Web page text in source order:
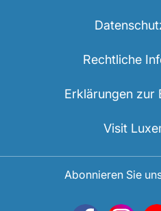
Rechtliche
Erklärungen zur
Visit
Abonnieren Sie